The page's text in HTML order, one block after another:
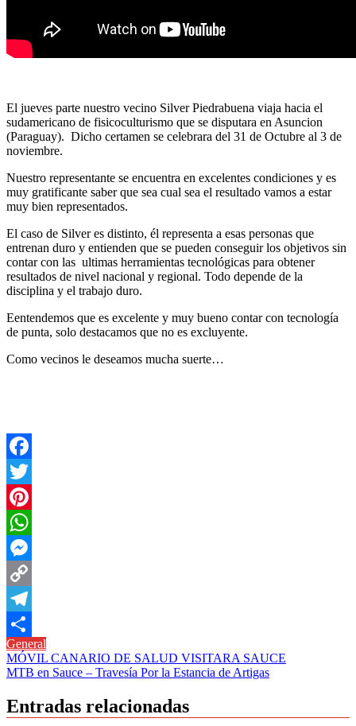
El jueves parte nuestro vecino Silver Piedrabuena viaja hacia el
sudamericano de fisicoculturismo que se disputara en Asuncion
(Paraguay). Dicho certamen se celebrara del 31 de Octubre al 3 de
noviembre.
Nuestro representante se encuentra en excelentes condiciones y es
muy gratificante saber que sea cual sea el resultado vamos a estar
muy bien representados.
El caso de Silver es distinto, él representa a esas personas que
entrenan duro y entienden que se pueden conseguir los objetivos sin
contar con las ultimas herramientas tecnológicas para obtener
resultados de nivel nacional y regional. Todo depende de la
disciplina y el trabajo duro.
Eentendemos que es excelente y muy bueno contar con tecnología
de punta, solo destacamos que no es excluyente.
Como vecinos le deseamos mucha suerte…
Facebook
Twitter
Pinterest
WhatsApp
Messenger
Copy
Link
Telegram
Compartir
General
Navegación
de
entradas
MÓVIL CANARIO DE SALUD VISITARA SAUCE
MTB en Sauce – Travesía Por la Estancia de Artigas
Entradas relacionadas